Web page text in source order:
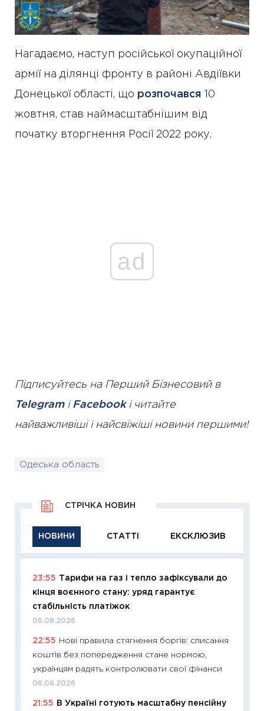
Нагадаємо, наступ російської окупаційної
армії на ділянці фронту в районі Авдіївки
Донецької області, що розпочався 10
жовтня, став наймасштабнішим від
початку вторгнення Росії 2022 року.
ad
Підписуйтесь на Перший Бізнесовий в
Telegramі Facebookі читайте
найважливіші і найсвіжіші новини першими!
Одеська область
НОВИНИ СТАТТІ ЕКСКЛЮЗИВ
СТРІЧКА НОВИН
23:55
Тарифи на газ і тепло зафіксували до
кінця воєнного стану: уряд гарантує
стабільність платіжок
06.08.2026
22:55
Нові правила стягнення боргів: списання
коштів без попередження стане нормою,
українцям радять контролювати свої фінанси
06.08.2026
21:55 В Україні готують масштабну пенсійну